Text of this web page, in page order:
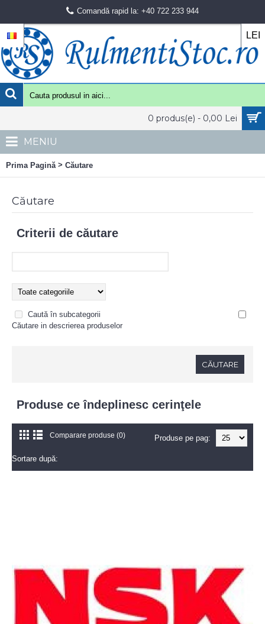
Comandă rapid la: +40 722 233 944
LEI
0 produs(e) - 0,00 Lei
MENIU
Prima Pagină > Căutare
Căutare
Criterii de căutare
Caută în subcategorii
Căutare in descrierea produselor
Produse ce îndeplinesc cerinţele
Comparare produse (0) Produse pe pag:
Sortare după: